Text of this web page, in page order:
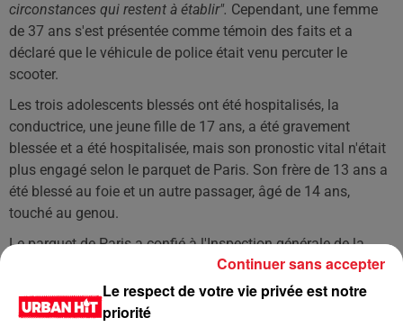
circonstances qui restent à établir". Cependant, une femme
de 37 ans s'est présentée comme témoin des faits et a
déclaré que le véhicule de police était venu percuter le
scooter.
Les trois adolescents blessés ont été hospitalisés, la
conductrice, une jeune fille de 17 ans, a été gravement
blessée et a été hospitalisée, mais son pronostic vital n'était
plus engagé selon le parquet de Paris. Son frère de 13 ans a
été blessé au foie et un autre passager, âgé de 14 ans,
touché au genou.
Le parquet de Paris a confié à l'Inspection générale de la
police nationale (IGPN) une enquête sur les conditions dans
lesquelles le scooter a chuté, et a ouvert une autre enquête
sur le refus d'obtempérer de la conductrice.
Le respect de votre vie privée est notre
priorité
Continuer sans accepter